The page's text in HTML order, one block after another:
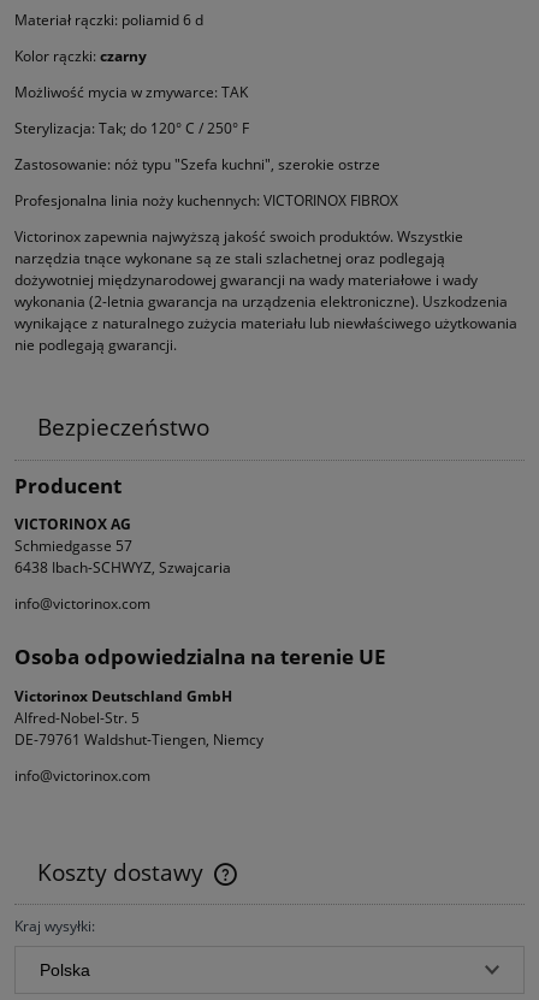
Materiał rączki: poliamid 6 d
Kolor rączki: czarny
Możliwość mycia w zmywarce: TAK
Sterylizacja: Tak; do 120° C / 250° F
Zastosowanie: nóż typu "Szefa kuchni", szerokie ostrze
Profesjonalna linia noży kuchennych: VICTORINOX FIBROX
Victorinox zapewnia najwyższą jakość swoich produktów. Wszystkie
narzędzia tnące wykonane są ze stali szlachetnej oraz podle­gają
dożywotniej międzynarodowej gwarancji na wady materiałowe i wady
wykonania (2-letnia gwarancja na urządzenia elektro­niczne). Uszkodzenia
wynikające z naturalnego zużycia materiału lub niewłaściwego użytkowania
nie podlegają gwarancji.
Bezpieczeństwo
Producent
VICTORINOX AG
Schmiedgasse 57
6438 Ibach-SCHWYZ, Szwajcaria
info@victorinox.com
Osoba odpowiedzialna na terenie UE
Victorinox Deutschland GmbH
Alfred-Nobel-Str. 5
DE-79761 Waldshut-Tiengen, Niemcy
info@victorinox.com
Koszty dostawy
Cena nie zawiera ewentualnych kosztów płatności
Kraj wysyłki: